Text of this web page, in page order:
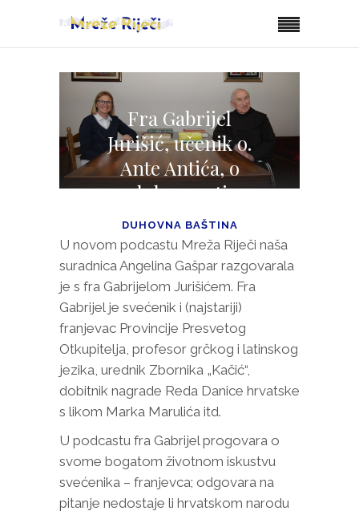
Fra Gabrijel
Jurišić, učenik o.
Ante Antića, o
duhovnosti
DUHOVNA BAŠTINA
U novom podcastu Mreža Riječi naša
suradnica Angelina Gašpar razgovarala
je s fra Gabrijelom Jurišićem. Fra
Gabrijel je svećenik i (najstariji)
franjevac Provincije Presvetog
Otkupitelja, profesor grčkog i latinskog
jezika, urednik Zbornika „Kačić“,
dobitnik nagrade Reda Danice hrvatske
s likom Marka Marulića itd.
U podcastu fra Gabrijel progovara o
svome bogatom životnom iskustvu
svećenika – franjevca; odgovara na
pitanje nedostaje li hrvatskom narodu